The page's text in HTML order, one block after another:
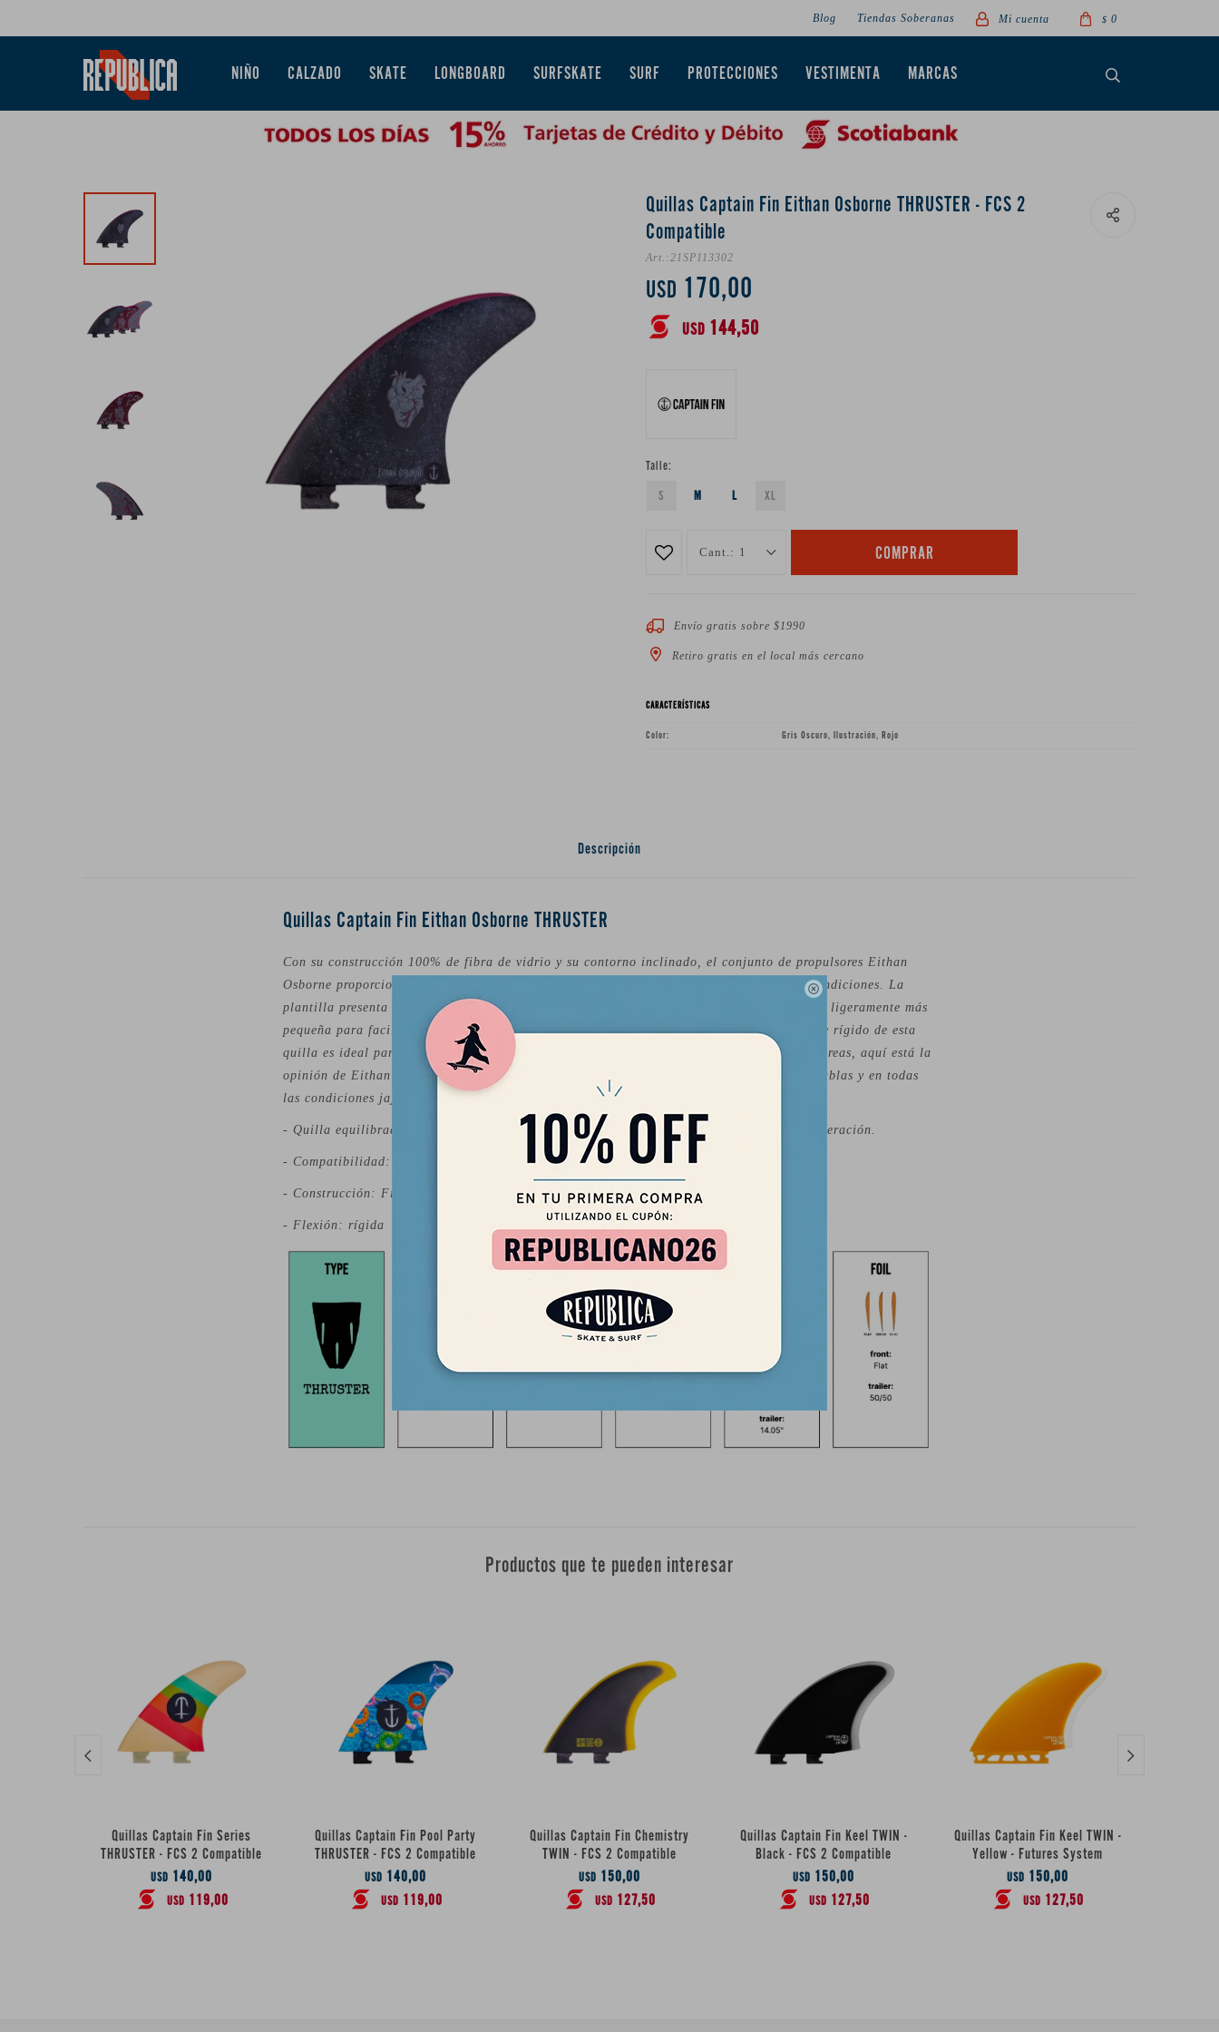

NIÑO CALZADO SKATE LONGBOARD SURFSKATE SURF PROTECCIONES VESTIMENTA MARCAS
$ 0
Blog Tiendas Soberanas
Quillas Captain Fin Eithan Osborne THRUSTER - FCS 2
Compatible
21SP113302
USD 170,00
USD 144,50
Talle:
S
M L XL
1 COMPRAR
Envío gratis sobre $1990
Retiro gratis en el local más cercano
CARACTERÍSTICAS
Color Gris Oscuro, Ilustración, Rojo
Descripción
Quillas Captain Fin Eithan Osborne THRUSTER
Con su construcción 100% de fibra de vidrio y su contorno inclinado, el conjunto de propulsores Eithan
Osborne proporciona una sensación confiable y de alto rendimiento en una variedad de condiciones. La
plantilla presenta una base ancha que se estrecha en la parte superior y una quilla central ligeramente más
pequeña para facilitar su liberación cuando la necesite. El patrón de flexión relativamente rígido de esta
quilla es ideal para quienes buscan impulso y sujeción en secciones críticas. Pero no nos creas, aquí está la
opinión de Eithan sobre las aletas: "Honestamente, las he estado montando en todas las tablas y en todas
las condiciones jajaja. ¡No he usado otra aleta desde que las compré!"
- Quilla equilibrada ideal para surfistas que quieren impulso pero con un toque más de liberación.
- Compatibilidad: Compatible con el sistema de quillas Futures.
- Construcción: Fibra de vidrio
- Flexión: rígida
Productos que te pueden interesar
Quillas Captain Fin Series
THRUSTER - FCS 2 Compatible
USD 140,00
USD 119,00
Quillas Captain Fin Pool Party
THRUSTER - FCS 2 Compatible
USD 140,00
USD 119,00
Quillas Captain Fin Chemistry
TWIN - FCS 2 Compatible
USD 150,00
USD 127,50
Quillas Captain Fin Keel TWIN -
Black - FCS 2 Compatible
USD 150,00
USD 127,50
Quillas Captain Fin Keel TWIN -
Yellow - Futures System
USD 150,00
USD 127,50
 